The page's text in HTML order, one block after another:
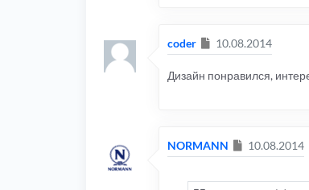
coder Сообщение
10.08.2014
Дизайн понравился,
NORMANN Сообщение
10.08.2014